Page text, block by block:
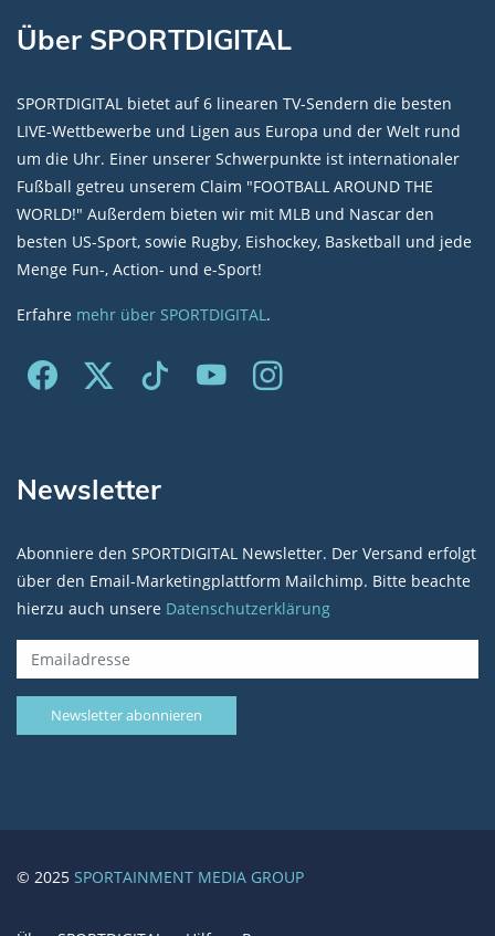
Über SPORTDIGITAL
SPORTDIGITAL bietet auf 6 linearen TV-Sendern die besten
LIVE-Wettbewerbe und Ligen aus Europa und der Welt rund
um die Uhr. Einer unserer Schwerpunkte ist internationaler
Fußball getreu unserem Claim "FOOTBALL AROUND THE
WORLD!" Außerdem bieten wir mit MLB und Nascar den
besten US-Sport, sowie Rugby, Eishockey, Basketball und jede
Menge Fun-, Action- und e-Sport!
Erfahre mehr über SPORTDIGITAL.
Newsletter
Abonniere den SPORTDIGITAL Newsletter. Der Versand erfolgt
über den Email-Marketingplattform Mailchimp. Bitte beachte
hierzu auch unsere Datenschutzerklärung
© 2025 SPORTAINMENT MEDIA GROUP